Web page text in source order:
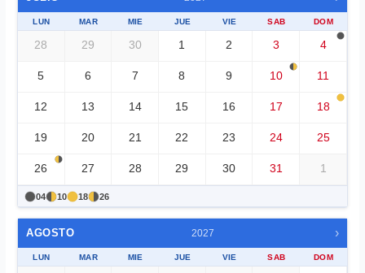
LUN MAR MIE JUE VIE SAB DOM
28 29 30 1 2 3 4
5 6 7 8 9 10 11
12 13 14 15 16 17 18
19 20 21 22 23 24 25
26 27 28 29 30 31 1
04 10 18 26
AGOSTO 2027 ›
LUN MAR MIE JUE VIE SAB DOM